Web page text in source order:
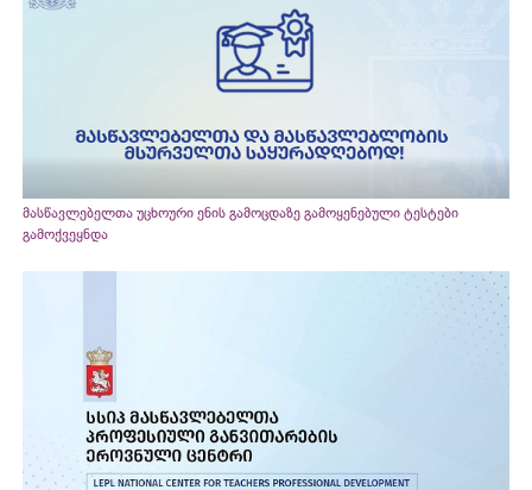
მასწავლებელთა უცხოური ენის გამოცდაზე გამოყენებული ტესტები
გამოქვეყნდა